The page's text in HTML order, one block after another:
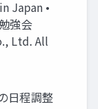
Japan •
強会
Ltd. All
日程調整